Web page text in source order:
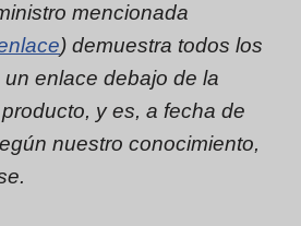
mencionada
) demuestra todos los
enlace debajo de la
y es, a fecha de
nuestro conocimiento,